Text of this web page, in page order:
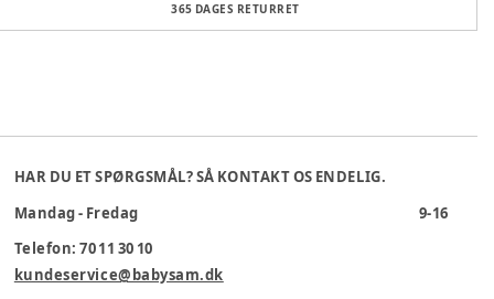
365 DAGES RETURRET
HAR DU ET SPØRGSMÅL? SÅ KONTAKT OS ENDELIG.
Mandag - Fredag
9-16
Telefon: 70 11 30 10
kundeservice@babysam.dk